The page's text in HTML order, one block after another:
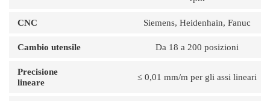
CNC Siemens, Heidenhain, Fanuc
Cambio utensile Da 18 a 200 posizioni
Precisione
lineare
≤ 0,01 mm/m per gli assi lineari